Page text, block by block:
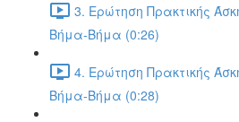
3. Ερώτηση Πρακτικής
Βήμα-Βήμα (0:26)
4. Ερώτηση Πρακτικής
Βήμα-Βήμα (0:28)